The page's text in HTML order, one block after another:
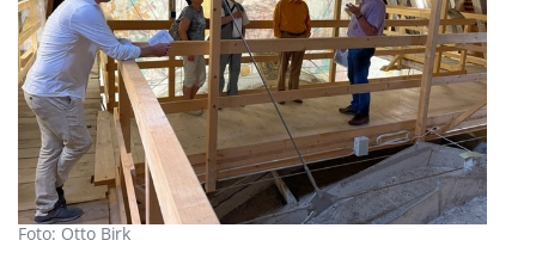
Foto: Otto Birk